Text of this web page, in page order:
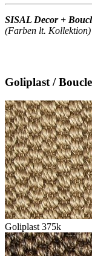
SISAL Decor +
(Farben lt. Kollektion)
Goliplast / Boucle
Goliplast 375k